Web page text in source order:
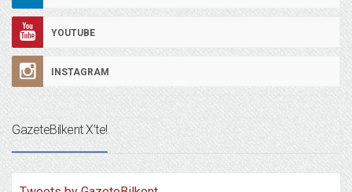
YOUTUBE
INSTAGRAM
GazeteBilkent X’te!